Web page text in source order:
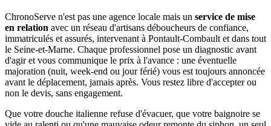
ChronoServe n'est pas une agence locale mais un service de mise
en relation avec un réseau d'artisans déboucheurs de confiance,
immatriculés et assurés, intervenant à Pontault-Combault et dans tout
le Seine-et-Marne. Chaque professionnel pose un diagnostic avant
d'agir et vous communique le prix à l'avance : une éventuelle
majoration (nuit, week-end ou jour férié) vous est toujours annoncée
avant le déplacement, jamais après. Vous restez libre d'accepter ou
non le devis, sans engagement.
Que votre douche italienne refuse d'évacuer, que votre baignoire se